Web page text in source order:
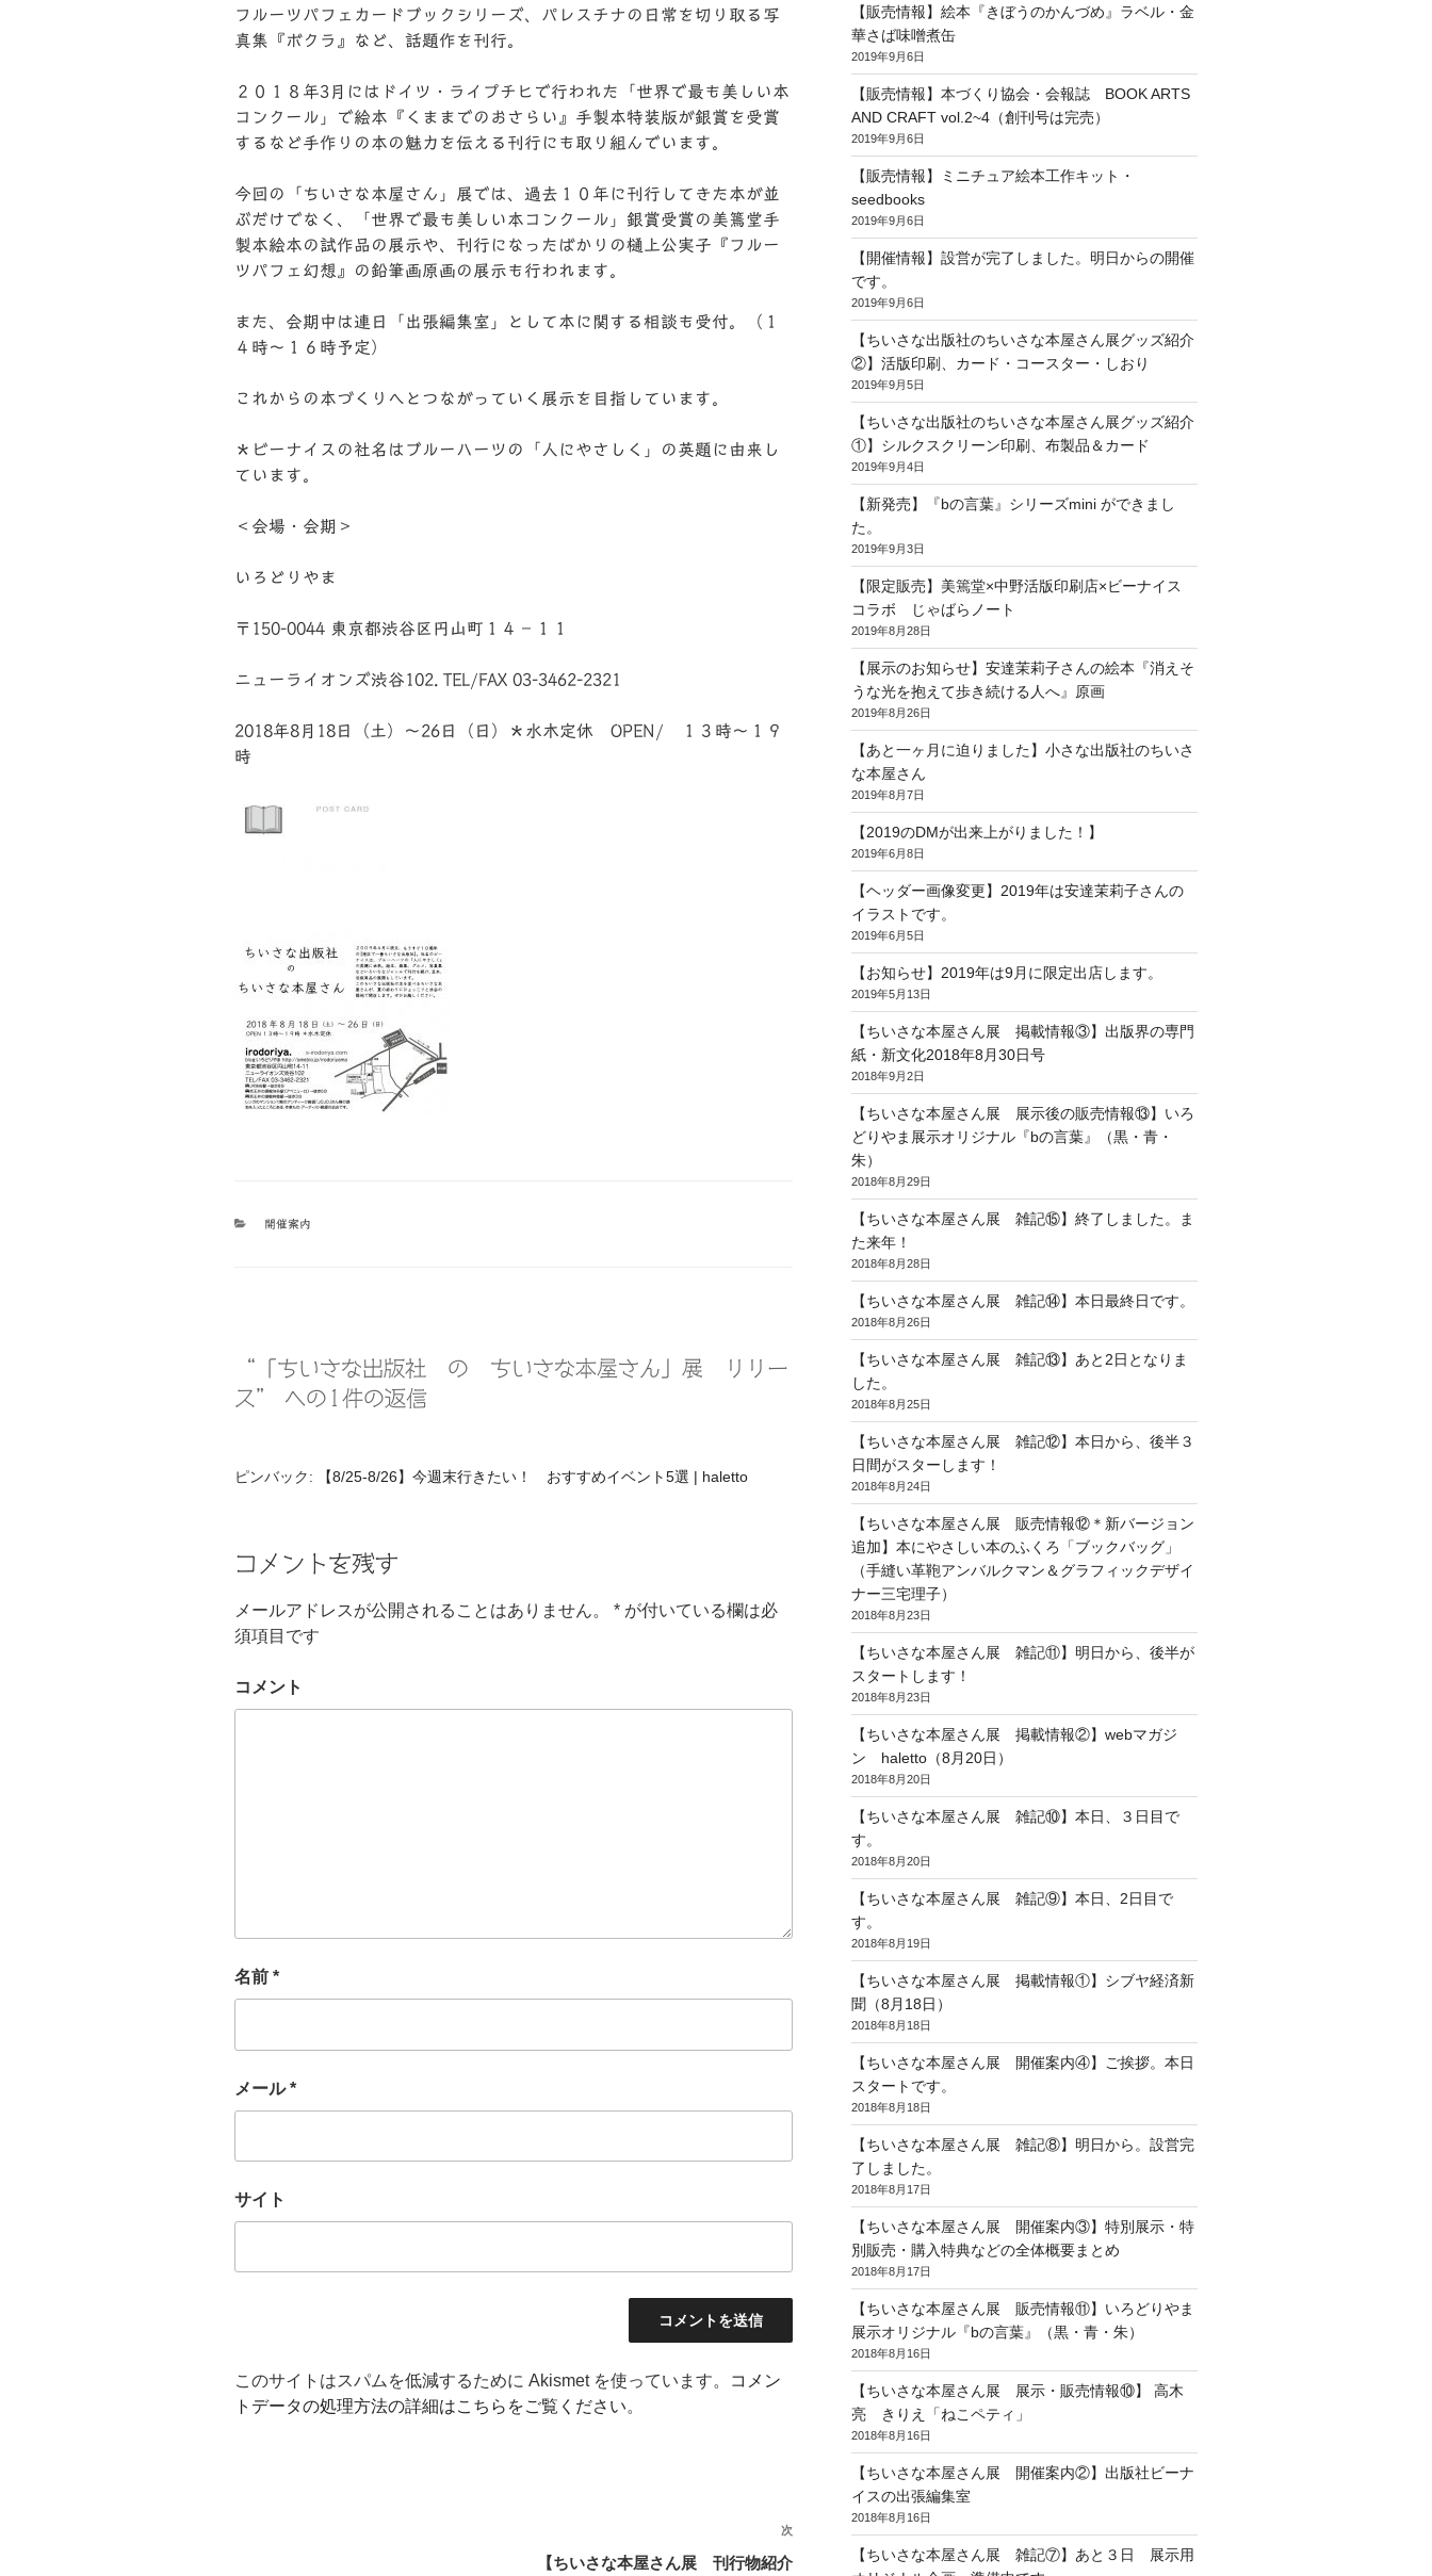
フルーツパフェカードブックシリーズ、パレスチナの日常を切り取る写
真集『ボクラ』など、話題作を刊行。
２０１８年3月にはドイツ・ライプチヒで行われた「世界で最も美しい本
コンクール」で絵本『くままでのおさらい』手製本特装版が銀賞を受賞
するなど手作りの本の魅力を伝える刊行にも取り組んでいます。
今回の「ちいさな本屋さん」展では、過去１０年に刊行してきた本が並
ぶだけでなく、「世界で最も美しい本コンクール」銀賞受賞の美篶堂手
製本絵本の試作品の展示や、刊行になったばかりの樋上公実子『フルー
ツパフェ幻想』の鉛筆画原画の展示も行われます。
また、会期中は連日「出張編集室」として本に関する相談も受付。（１
４時～１６時予定）
これからの本づくりへとつながっていく展示を目指しています。
＊ビーナイスの社名はブルーハーツの「人にやさしく」の英題に由来し
ています。
＜会場・会期＞
いろどりやま
〒150-0044 東京都渋谷区円山町１４－１１
ニューライオンズ渋谷102. TEL/FAX 03-3462-2321
2018年8月18日（土）～26日（日）＊水木定休 OPEN/ １３時～１９
時
カ
開催案内
“「ちいさな出版社 の ちいさな本屋さん」展 リリー
ス” への1件の返信
ピンバック: 【8/25-8/26】今週末行きたい！ おすすめイベント5選 | haletto
コメントを残す
メールアドレスが公開されることはありません。 * が付いている欄は必
須項目です
コメント
名前 *
メール*
サイト
このサイトはスパムを低減するために Akismet を使っています。
コメン
トデータの処理方法の詳細はこちらをご覧ください。
次
【ちいさな本屋さん展 刊行物紹介
【販売情報】絵本『きぼうのかんづめ』ラベル・金
華さば味噌煮缶
2019年9月6日
【販売情報】本づくり協会・会報誌 BOOK ARTS
AND CRAFT vol.2~4（創刊号は完売）
2019年9月6日
【販売情報】ミニチュア絵本工作キット・
seedbooks
2019年9月6日
【開催情報】設営が完了しました。明日からの開催
です。
2019年9月6日
【ちいさな出版社のちいさな本屋さん展グッズ紹介
②】活版印刷、カード・コースター・しおり
2019年9月5日
【ちいさな出版社のちいさな本屋さん展グッズ紹介
①】シルクスクリーン印刷、布製品＆カード
2019年9月4日
【新発売】『bの言葉』シリーズmini ができまし
た。
2019年9月3日
【限定販売】美篶堂×中野活版印刷店×ビーナイス
コラボ じゃばらノート
2019年8月28日
【展示のお知らせ】安達茉莉子さんの絵本『消えそ
うな光を抱えて歩き続ける人へ』原画
2019年8月26日
【あと一ヶ月に迫りました】小さな出版社のちいさ
な本屋さん
2019年8月7日
【2019のDMが出来上がりました！】
2019年6月8日
【ヘッダー画像変更】2019年は安達茉莉子さんの
イラストです。
2019年6月5日
【お知らせ】2019年は9月に限定出店します。
2019年5月13日
【ちいさな本屋さん展 掲載情報③】出版界の専門
紙・新文化2018年8月30日号
2018年9月2日
【ちいさな本屋さん展 展示後の販売情報⑬】いろ
どりやま展示オリジナル『bの言葉』（黒・青・
朱）
2018年8月29日
【ちいさな本屋さん展 雑記⑮】終了しました。ま
た来年！
2018年8月28日
【ちいさな本屋さん展 雑記⑭】本日最終日です。
2018年8月26日
【ちいさな本屋さん展 雑記⑬】あと2日となりま
した。
2018年8月25日
【ちいさな本屋さん展 雑記⑫】本日から、後半３
日間がスターします！
2018年8月24日
【ちいさな本屋さん展 販売情報⑫＊新バージョン
追加】本にやさしい本のふくろ「ブックバッグ」
（手縫い革鞄アンバルクマン＆グラフィックデザイ
ナー三宅理子）
2018年8月23日
【ちいさな本屋さん展 雑記⑪】明日から、後半が
スタートします！
2018年8月23日
【ちいさな本屋さん展 掲載情報②】webマガジ
ン haletto（8月20日）
2018年8月20日
【ちいさな本屋さん展 雑記⑩】本日、３日目で
す。
2018年8月20日
【ちいさな本屋さん展 雑記⑨】本日、2日目で
す。
2018年8月19日
【ちいさな本屋さん展 掲載情報①】シブヤ経済新
聞（8月18日）
2018年8月18日
【ちいさな本屋さん展 開催案内④】ご挨拶。本日
スタートです。
2018年8月18日
【ちいさな本屋さん展 雑記⑧】明日から。設営完
了しました。
2018年8月17日
【ちいさな本屋さん展 開催案内③】特別展示・特
別販売・購入特典などの全体概要まとめ
2018年8月17日
【ちいさな本屋さん展 販売情報⑪】いろどりやま
展示オリジナル『bの言葉』（黒・青・朱）
2018年8月16日
【ちいさな本屋さん展 展示・販売情報⑩】 高木
亮 きりえ「ねこペティ」
2018年8月16日
【ちいさな本屋さん展 開催案内②】出版社ビーナ
イスの出張編集室
2018年8月16日
【ちいさな本屋さん展 雑記⑦】あと３日 展示用